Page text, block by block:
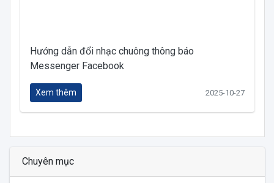
Hướng dẫn đổi nhạc chuông thông báo
Messenger Facebook
Xem thêm 2025-10-27
Chuyên mục